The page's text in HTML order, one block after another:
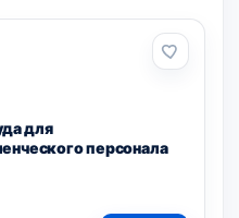
для
персонала